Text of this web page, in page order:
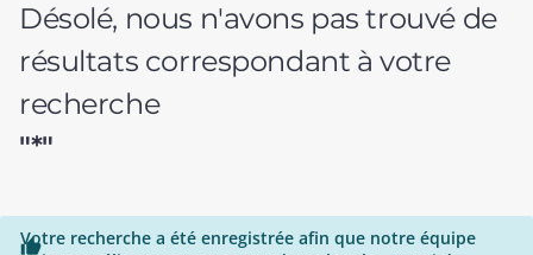
Désolé, nous n'avons pas trouvé de
résultats correspondant à votre
recherche
"*"

Votre recherche a été enregistrée afin que notre équipe